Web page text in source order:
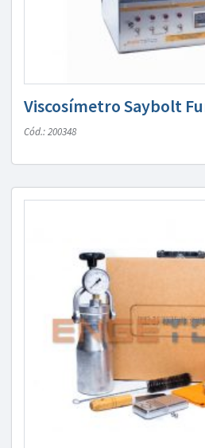
Viscosímetro Saybolt
Cód.: 200348